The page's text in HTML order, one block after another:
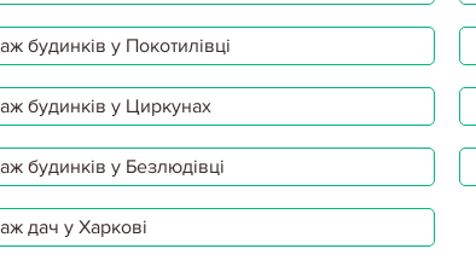
будинків у Покотилівці
будинків у Циркунах
будинків у Безлюдівці
дач у Харкові